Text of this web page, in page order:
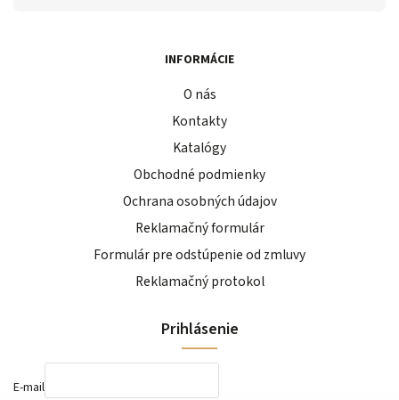
INFORMÁCIE
O nás
Kontakty
Katalógy
Obchodné podmienky
Ochrana osobných údajov
Reklamačný formulár
Formulár pre odstúpenie od zmluvy
Reklamačný protokol
Prihlásenie
E-mail